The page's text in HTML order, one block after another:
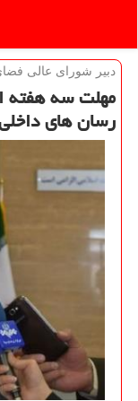
دبیر شورای عالی
مهلت سه هفته
رسان های